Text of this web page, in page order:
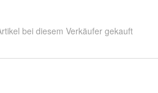
bei diesem Verkäufer gekauft